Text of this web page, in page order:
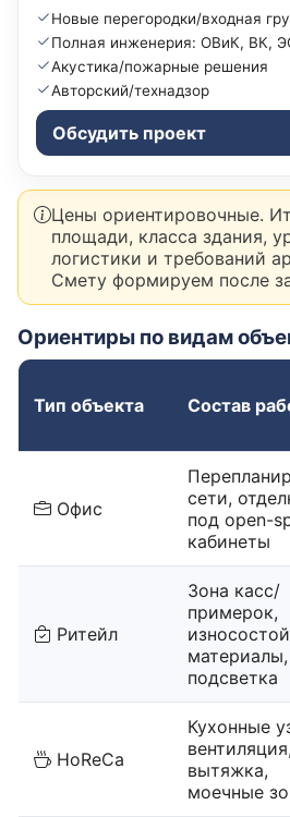
Новые перегородки/входная
Полная инженерия: ОВиК, ВК,
Акустика/пожарные решения
Авторский/технадзор
Обсудить проект
Цены ориентировочные.
площади, класса здания,
логистики и требований
Смету формируем после
Ориентиры по видам
Тип объекта Состав
Офис
сети,
под open-
кабинеты
Ритейл
Зона касс/
примерок,
материалы,
подсветка
HoReCa
Кухонные
вентиляция,
вытяжка,
моечные